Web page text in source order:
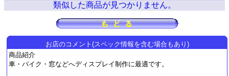
お店のコメント(スペック情報を含む場合もあり)
商品紹介
車・バイク・窓などへディスプレイ制作に最適です。
類似した商品が見つかりません。